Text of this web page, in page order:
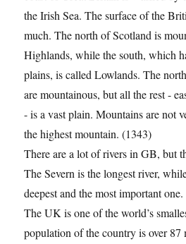
the Irish Sea. The surface of the
much. The north of Scotland is
Highlands, while the south, which
plains, is called Lowlands. The
are mountainous, but all the rest -
- is a vast plain. Mountains are not
the highest mountain. (1343)
There are a lot of rivers in GB, but
The Severn is the longest river,
deepest and the most important one.
The UK is one of the world’s
population of the country is over